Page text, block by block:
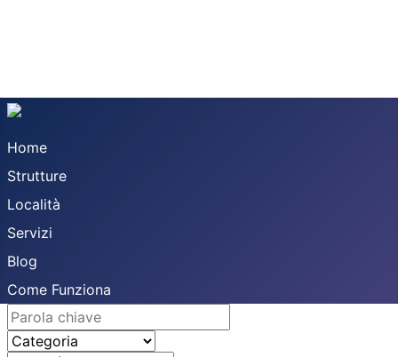
Home
Strutture
Località
Servizi
Blog
Come Funziona